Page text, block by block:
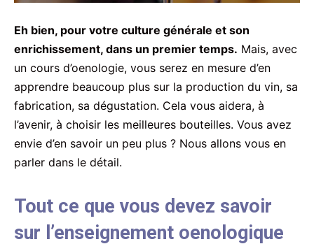
Eh bien, pour votre culture générale et son
enrichissement, dans un premier temps. Mais, avec
un cours d’oenologie, vous serez en mesure d’en
apprendre beaucoup plus sur la production du vin, sa
fabrication, sa dégustation. Cela vous aidera, à
l’avenir, à choisir les meilleures bouteilles. Vous avez
envie d’en savoir un peu plus ? Nous allons vous en
parler dans le détail.
Tout ce que vous devez savoir
sur l’enseignement oenologique